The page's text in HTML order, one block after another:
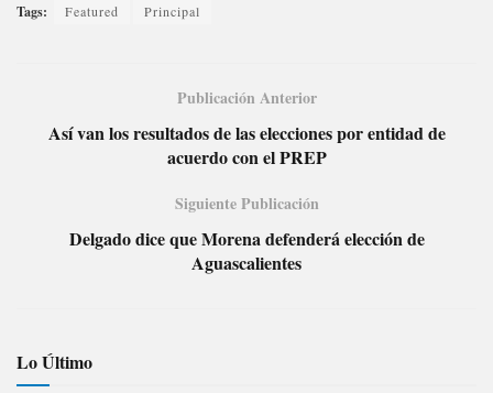
Tags: Featured Principal
Publicación Anterior
Así van los resultados de las elecciones por entidad de
acuerdo con el PREP
Siguiente Publicación
Delgado dice que Morena defenderá elección de
Aguascalientes
Lo Último